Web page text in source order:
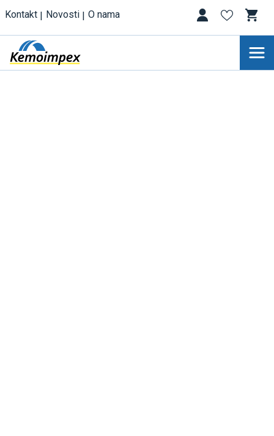
Kontakt Novosti O nama